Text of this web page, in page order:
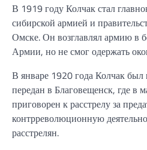
В 1919 году Колчак стал
сибирской армией и
Омске. Он возглавлял армию в
Армии, но не смог одержать
В январе 1920 года Колчак
передан в Благовещенск, где в
приговорен к расстрелу за
контрреволюционную
расстрелян.